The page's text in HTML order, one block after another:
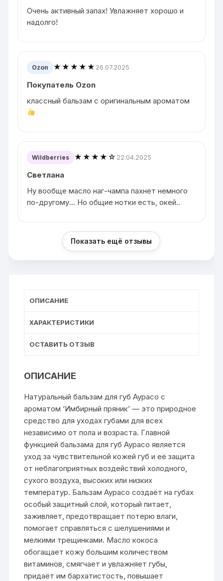
Очень активный запах! Увлажняет хорошо и
надолго!
Ozon ★★★★★ 26.07.2025
Покупатель Ozon
классный бальзам с оригинальным ароматом
Wildberries ★★★★☆ 22.04.2025
Светлана
Ну вообще масло наг-чампа пахнет немного
по-другому... Но общие нотки есть, окей..
Показать ещё отзывы
ОПИСАНИЕ
ХАРАКТЕРИСТИКИ
ОСТАВИТЬ ОТЗЫВ
ОПИСАНИЕ
Натуральный бальзам для губ Аурасо с
ароматом ‘Имбирный пряник’ — это природное
средство для уходах губами для всех
независимо от пола и возраста. Главной
функцией бальзама для губ Аурасо является
уход за чувствительной кожей губ и её защита
от неблагоприятных воздействий холодного,
сухого воздуха, высоких или низких
температур. Бальзам Аурасо создаёт на губах
особый защитный слой, который питает,
заживляет, предотвращает потерю влаги,
помогает справляться с шелушениями и
мелкими трещинками. Масло кокоса
обогащает кожу большим количеством
витаминов, смягчает и увлажняет губы,
придаёт им бархатистость, повышает